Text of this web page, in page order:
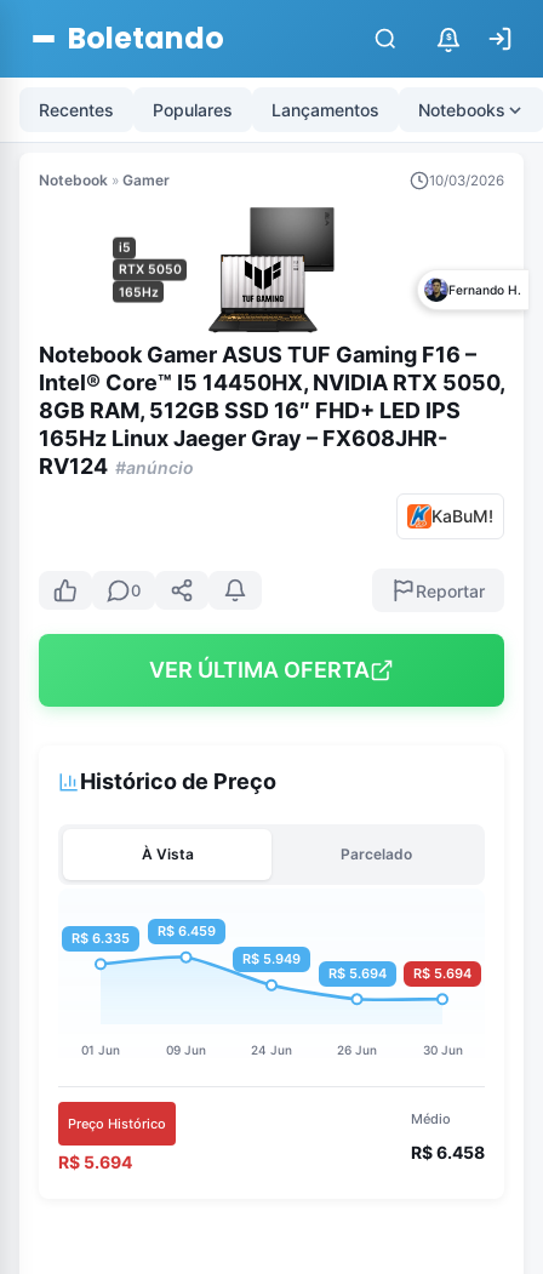
Boletando $
Recentes Populares Lançamentos Notebooks
Notebook » Gamer 10/03/2026
i5
RTX 5050
165Hz
Fernando H.
Notebook Gamer ASUS TUF Gaming F16 –
Intel® Core™ I5 14450HX, NVIDIA RTX 5050,
8GB RAM, 512GB SSD 16″ FHD+ LED IPS
165Hz Linux Jaeger Gray – FX608JHR-
RV124 #anúncio
KaBuM!
0 Reportar
VER ÚLTIMA OFERTA
Histórico de Preço
À Vista Parcelado
Preço Histórico
R$ 5.694
Médio
R$ 6.458